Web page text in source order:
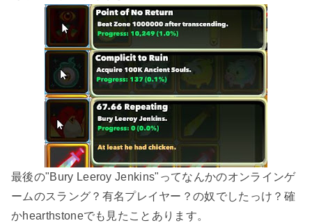
最後の"Bury Leeroy Jenkins"ってなんかのオンラインゲ
ームのスラング？有名プレイヤー？の奴でしたっけ？確
かhearthstoneでも見たことあります。